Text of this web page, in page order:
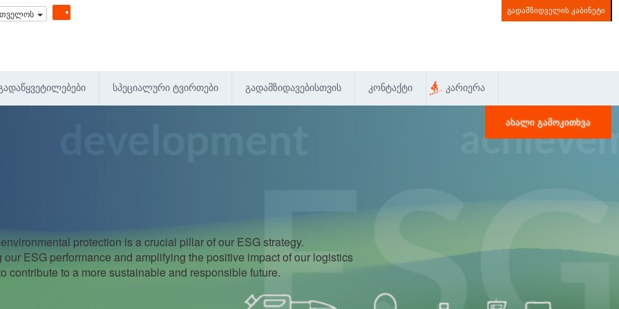
ᲒᲐᲓᲐᲛᲖᲘᲓᲕᲔᲚᲘᲡ ᲙᲐᲑᲘᲜᲔᲢᲘ
ᲡᲞᲔᲪᲘᲐᲚᲣᲠᲘ ᲢᲕᲘᲠᲗᲔᲑᲘ ᲒᲐᲓᲐᲛᲖᲘᲓᲐᲕᲔᲑᲘᲡᲗᲕᲘᲡ ᲙᲝᲜᲢᲐᲥᲢᲘ ᲙᲐᲠᲘᲔᲠᲐ
ᲐᲮᲐᲚᲘ ᲒᲐᲛᲝᲙᲘᲗᲮᲕᲐ
protection is a crucial pillar of our ESG strategy.
ESG performance and amplifying the positive impact of our logistics
to a more sustainable and responsible future.